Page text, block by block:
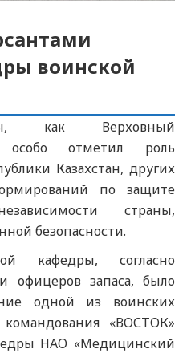
воинской
как Верховный
особо отметил роль
Казахстан, других
по защите
страны,
безопасности.
кафедры, согласно
офицеров запаса, было
одной из воинских
командования «ВОСТОК»
НАО «Медицинский